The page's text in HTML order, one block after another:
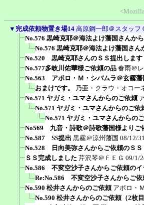
▼ 完成依頼物置き場14 高原鋼一郎＠スタッフ
No.576 黒崎克耶＠海法よけ藩国さんか
No.576 黒崎克耶＠海法よけ藩国さん
No.520 黒崎克耶さんのＳＳ提出します
No.577多岐川佑華様ご依頼の品 春雨＠
No.563 アポロ・Ｍ・シバムラ＠玄霧藩
おまけです。
乃亜・クラウ・オコー
No.571 ヤガミ・ユマさんからのご依頼
No.571 ヤガミ・ユマさんからのご依
No.571 ヤガミ・ユマさんからの
No569 九音・詩歌＠詩歌藩国様よりご
No.587 SS提出 黒霧＠涼州藩国 08/12/
No.528 日向美弥さんからご依頼のＳＳ
ＳＳ完成しました 芹沢琴＠ＦＥＧ 09/1/
No.586 不変空沙子さんからご依頼のイ
Re:No.586 不変空沙子さんからご依
No.590 松井さんからのご依頼 アポロ・
No.590 松井さんからのご依頼（2枚目